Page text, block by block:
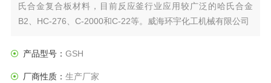
氏合金复合板材料，目前反应釜行业应用较广泛的哈氏合金
B2、HC-276、C-2000和C-22等。威海环宇化工机械有限公司
产品型号： GSH
厂商性质： 生产厂家